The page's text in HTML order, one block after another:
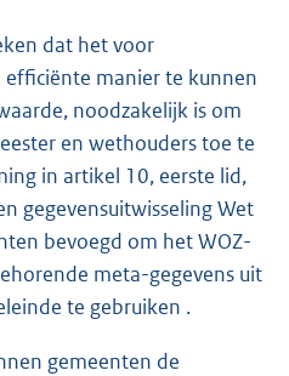
dat het voor
manier te kunnen
noodzakelijk is om
en wethouders toe te
in artikel 10, eerste lid,
gegevensuitwisseling Wet
bevoegd om het WOZ-
meta-gegevens uit
te gebruiken .
gemeenten de